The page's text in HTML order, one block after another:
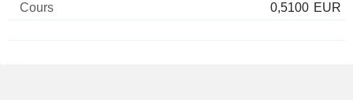
0,5100 EUR